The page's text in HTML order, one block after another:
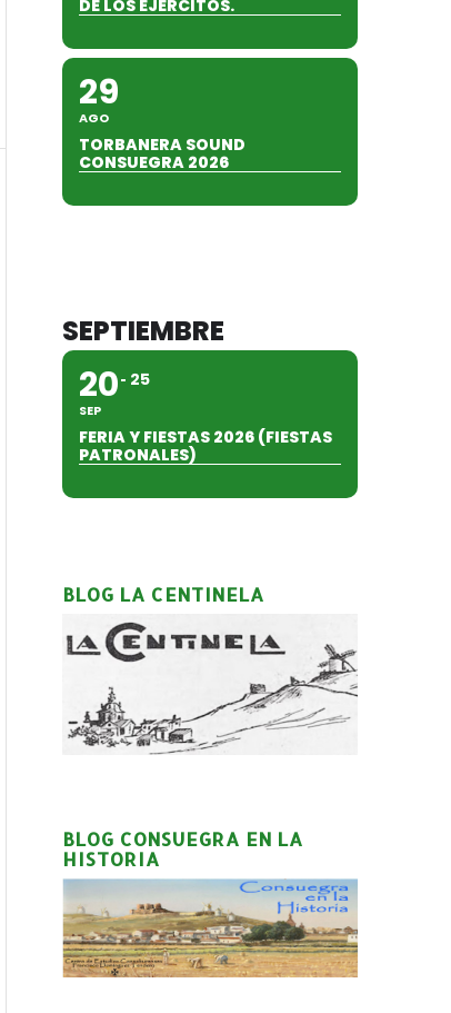
DE LOS EJÉRCITOS.
29
AGO
TORBANERA SOUND
CONSUEGRA 2026
SEPTIEMBRE
20
SEP
25
FERIA Y FIESTAS 2026 (FIESTAS
PATRONALES)
BLOG LA CENTINELA
BLOG CONSUEGRA EN LA
HISTORIA